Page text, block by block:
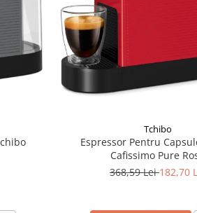
Tchibo
Espressor Pentru
Cafissimo Pure
368,59 Lei182,70